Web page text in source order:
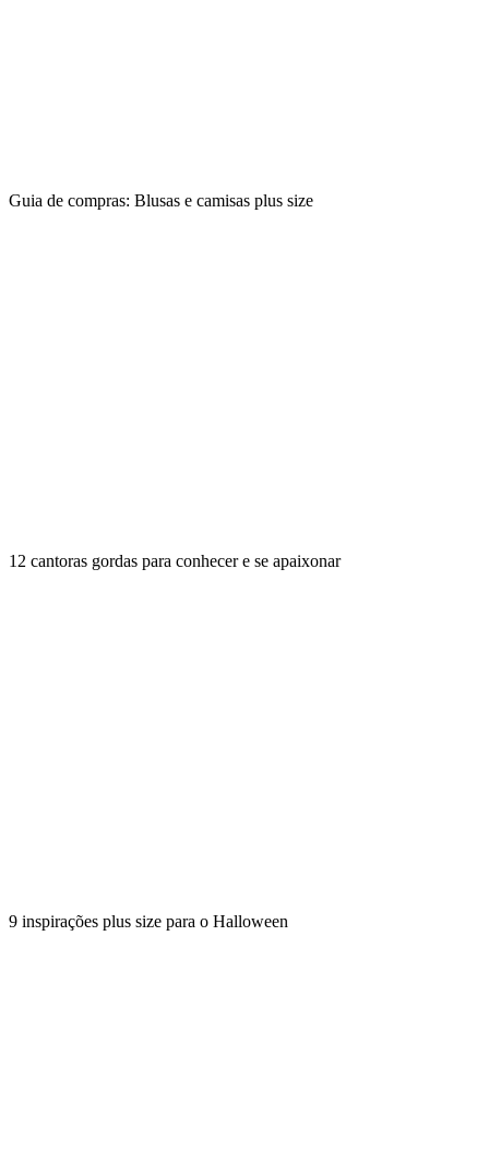
Guia de compras: Blusas e camisas plus size
12 cantoras gordas para conhecer e se apaixonar
9 inspirações plus size para o Halloween